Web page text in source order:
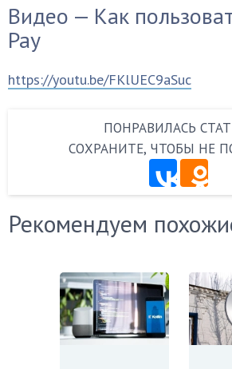
Видео — Как
Pay
https://youtu.be/FKlUEC9aSuc
ПОНРАВИЛАСЬ
СОХРАНИТЕ, ЧТОБЫ НЕ
Рекомендуем